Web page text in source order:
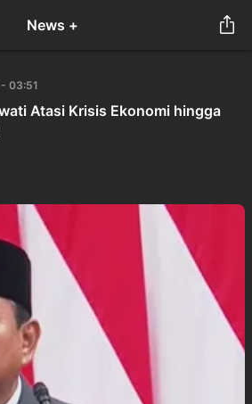
News +
03:51
Atasi Krisis Ekonomi hingga